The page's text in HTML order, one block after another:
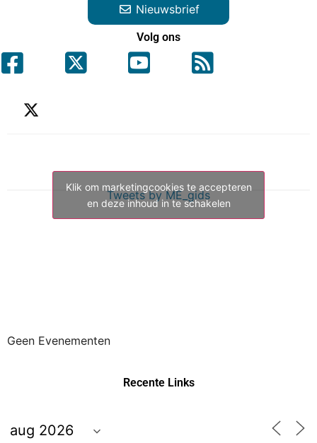
Nieuwsbrief
Volg ons
Tweets by ME_gids
Klik om marketingcookies te accepteren
en deze inhoud in te schakelen
Geen Evenementen
Recente Links